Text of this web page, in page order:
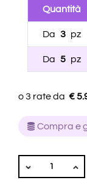
Quantità
Da 3 pz
Da 5 pz
€
Compra e
QUANTITÀ